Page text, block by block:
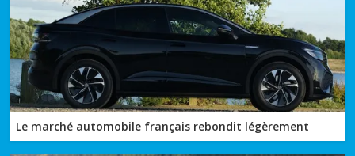
Le marché automobile français rebondit légèrement